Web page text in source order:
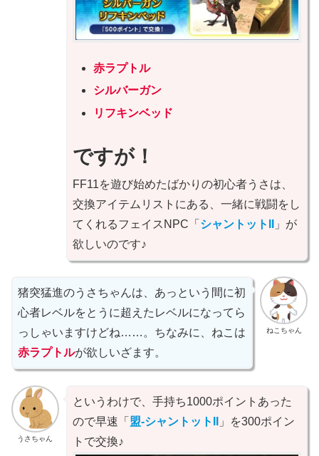
赤ラプトル
シルバーガン
リフキンベッド
ですが！
FF11を遊び始めたばかりの初心者うさは、
交換アイテムリストにある、一緒に戦闘をし
てくれるフェイスNPC「 シャントットII
」が
欲しいのです♪
ねこちゃん
猪突猛進のうさちゃんは、あっという間に初
心者レベルをとうに超えたレベルになってら
っしゃいますけどね……。ちなみに、ねこは
赤ラプトルが欲しいざます。
うさちゃん
というわけで、手持ち1000ポイントあった
ので早速「 盟-シャントットII
」を300ポイン
トで交換♪